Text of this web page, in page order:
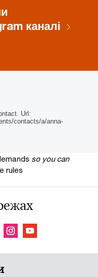
каналі
Url:
contacts/a/anna-
so you can
rules